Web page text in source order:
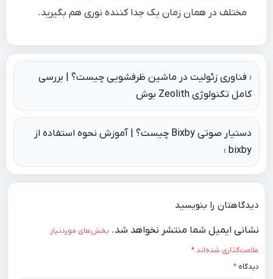
مختلف در همان زمان یک جدا کننده نوری هم بگیرید.
راهبری
نوشته
فناوری زئولیت در ماشین ظرفشویی چیست؟ | بررسی
کامل تکنولوژی Zeolith بوش
دستیار صوتی Bixby چیست؟ | آموزش نحوه استفاده از
bixby
دیدگاهتان را بنویسید
نشانی ایمیل شما منتشر نخواهد شد. بخش‌های موردنیاز
علامت‌گذاری شده‌اند*
دیدگاه *